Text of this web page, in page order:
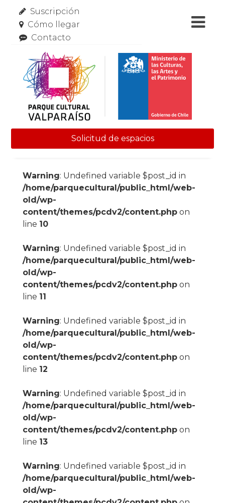
Suscripción
Cómo llegar
Contacto
Solicitud de espacios
Warning: Undefined variable $post_id in
/home/parquecultural/public_html/web-
old/wp-
content/themes/pcdv2/content.phpon
line 10
Warning: Undefined variable $post_id in
/home/parquecultural/public_html/web-
old/wp-
content/themes/pcdv2/content.phpon
line 11
Warning: Undefined variable $post_id in
/home/parquecultural/public_html/web-
old/wp-
content/themes/pcdv2/content.phpon
line 12
Warning: Undefined variable $post_id in
/home/parquecultural/public_html/web-
old/wp-
content/themes/pcdv2/content.phpon
line 13
Warning: Undefined variable $post_id in
/home/parquecultural/public_html/web-
old/wp-